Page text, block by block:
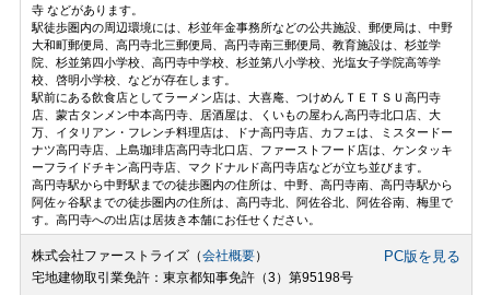
寺 などがあります。
駅徒歩圏内の周辺環境には、杉並年金事務所などの公共施設、郵便局は、中野
大和町郵便局、高円寺北三郵便局、高円寺南三郵便局、教育施設は、杉並学
院、杉並第四小学校、高円寺中学校、杉並第八小学校、光塩女子学院高等学
校、啓明小学校、などが存在します。
駅前にある飲食店としてラーメン店は、大喜庵、つけめんＴＥＴＳＵ高円寺
店、蒙古タンメン中本高円寺、居酒屋は、くいもの屋わん高円寺北口店、大
万、イタリアン・フレンチ料理店は、ドナ高円寺店、カフェは、ミスタードー
ナツ高円寺店、上島珈琲店高円寺北口店、ファーストフード店は、ケンタッキ
ーフライドチキン高円寺店、マクドナルド高円寺店などが立ち並びます。
高円寺駅から中野駅までの徒歩圏内の住所は、中野、高円寺南、高円寺駅から
阿佐ヶ谷駅までの徒歩圏内の住所は、高円寺北、阿佐谷北、阿佐谷南、梅里で
す。高円寺への出店は居抜き本舗にお任せください。
株式会社ファーストライズ（会社概要） PC版を見る
宅地建物取引業免許：東京都知事免許（3）第95198号